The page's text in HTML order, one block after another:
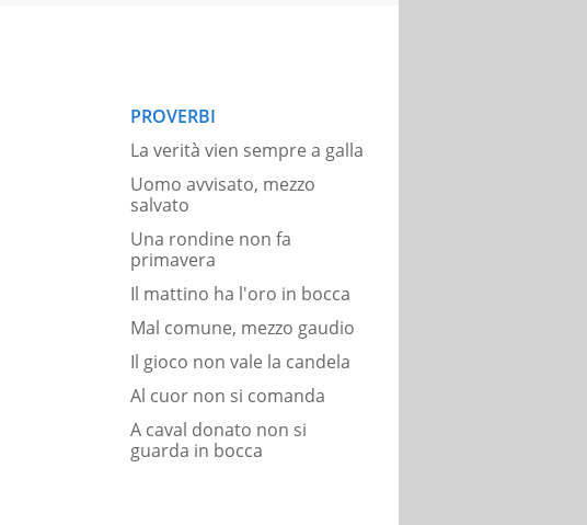
PROVERBI
La verità vien sempre a galla
Uomo avvisato, mezzo
salvato
Una rondine non fa
primavera
Il mattino ha l'oro in bocca
Mal comune, mezzo gaudio
Il gioco non vale la candela
Al cuor non si comanda
A caval donato non si
guarda in bocca